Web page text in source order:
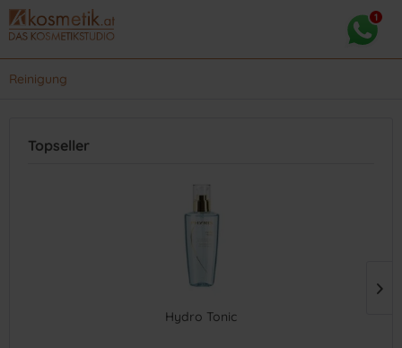
Reinigung
Topseller
Hydro Tonic